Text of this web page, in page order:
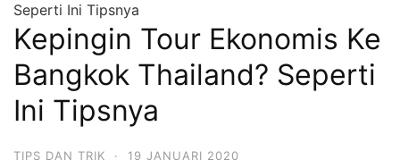
Seperti Ini Tipsnya
Kepingin Tour Ekonomis Ke
Bangkok Thailand? Seperti
Ini Tipsnya
TIPS DAN TRIK · 19 JANUARI 2020